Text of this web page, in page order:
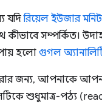
যদিরিয়েল ইউজার
কীভাবে সম্পর্কিত।
হলো গুগল
জন্য, আপনাকে
শুধুমাত্র-পঠ্য